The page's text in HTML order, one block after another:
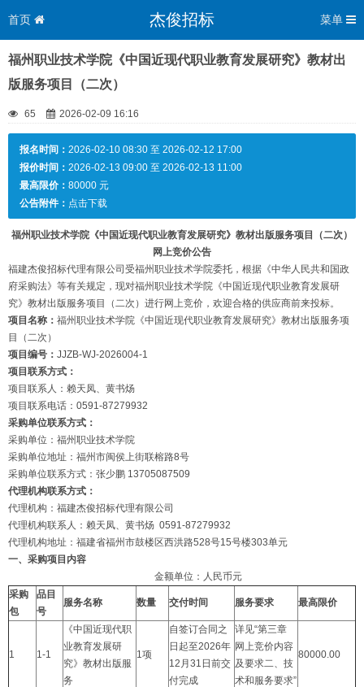
首页 杰俊招标 菜单
福州职业技术学院《中国近现代职业教育发展研究》教材出
版服务项目（二次）
65 2026-02-09 16:16
报名时间： 2026-02-10 08:30 至 2026-02-12 17:00
报价时间： 2026-02-13 09:00 至 2026-02-13 11:00
最高限价： 80000 元
公告附件： 点击下载
福州职业技术学院《中国近现代职业教育发展研究》教材出版服务项目（二次）
网上竞价公告
福建杰俊招标代理有限公司受福州职业技术学院委托，根据《中华人民共和国政
府采购法》等有关规定，现对福州职业技术学院《中国近现代职业教育发展研
究》教材出版服务项目（二次）进行网上竞价，欢迎合格的供应商前来投标。
项目名称： 福州职业技术学院《中国近现代职业教育发展研究》教材出版服务项
目（二次）
项目编号： JJZB-WJ-2026004-1
项目联系方式：
项目联系人：赖天凤、黄书炀
项目联系电话：0591-87279932
采购单位联系方式：
采购单位：福州职业技术学院
采购单位地址：福州市闽侯上街联榕路8号
采购单位联系方式：张少鹏 13705087509
代理机构联系方式：
代理机构：福建杰俊招标代理有限公司
代理机构联系人：赖天凤、黄书炀 0591-87279932
代理机构地址：福建省福州市鼓楼区西洪路528号15号楼303单元
一、采购项目内容
金额单位：人民币元
采购
包
品目
号
服务名称 数量 交付时间 服务要求 最高限价
1 1-1
《中国近现代职
业教育发展研
究》教材出版服
务
1项
自签订合同之
日起至2026年
12月31日前交
付完成
详见“第三章
网上竞价内容
及要求二、技
术和服务要求”
80000.00